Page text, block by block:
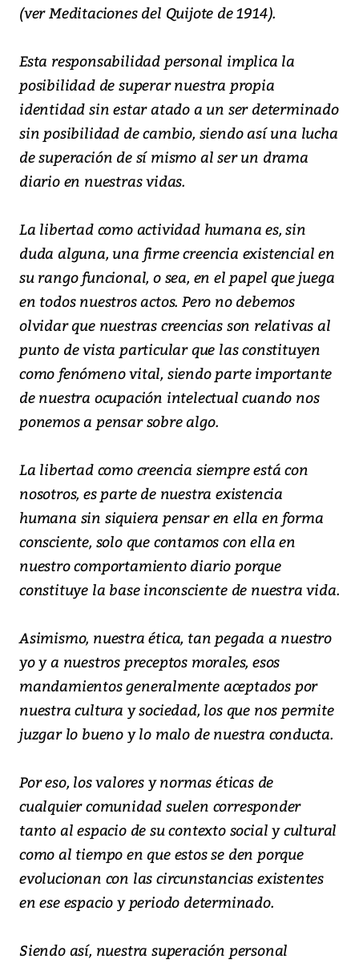
(ver Meditaciones del Quijote de 1914).
Esta responsabilidad personal implica la
posibilidad de superar nuestra propia
identidad sin estar atado a un ser determinado
sin posibilidad de cambio, siendo así una lucha
de superación de sí mismo al ser un drama
diario en nuestras vidas.
La libertad como actividad humana es, sin
duda alguna, una firme creencia existencial en
su rango funcional, o sea, en el papel que juega
en todos nuestros actos. Pero no debemos
olvidar que nuestras creencias son relativas al
punto de vista particular que las constituyen
como fenómeno vital, siendo parte importante
de nuestra ocupación intelectual cuando nos
ponemos a pensar sobre algo.
La libertad como creencia siempre está con
nosotros, es parte de nuestra existencia
humana sin siquiera pensar en ella en forma
consciente, solo que contamos con ella en
nuestro comportamiento diario porque
constituye la base inconsciente de nuestra vida.
Asimismo, nuestra ética, tan pegada a nuestro
yo y a nuestros preceptos morales, esos
mandamientos generalmente aceptados por
nuestra cultura y sociedad, los que nos permite
juzgar lo bueno y lo malo de nuestra conducta.
Por eso, los valores y normas éticas de
cualquier comunidad suelen corresponder
tanto al espacio de su contexto social y cultural
como al tiempo en que estos se den porque
evolucionan con las circunstancias existentes
en ese espacio y periodo determinado.
Siendo así, nuestra superación personal